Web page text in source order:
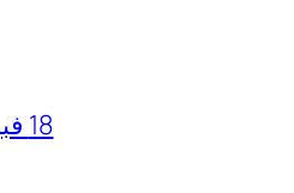
18 فبراير، 2026